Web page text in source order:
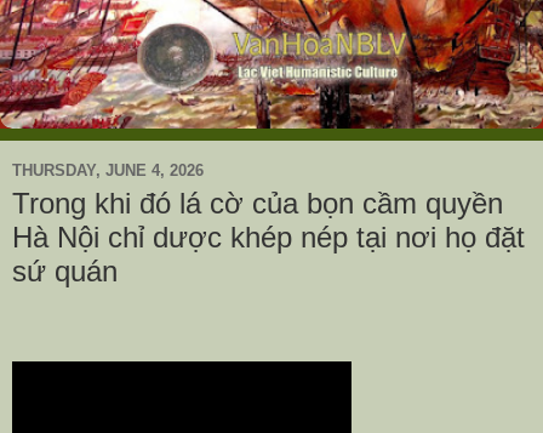
THURSDAY, JUNE 4, 2026
Trong khi đó lá cờ của bọn cầm quyền
Hà Nội chỉ dược khép nép tại nơi họ đặt
sứ quán